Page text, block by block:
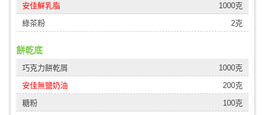
安佳鮮乳脂
1000克
綠茶粉
2克
餅乾底
巧克力餅乾屑
1000克
安佳無鹽奶油
200克
糖粉
100克